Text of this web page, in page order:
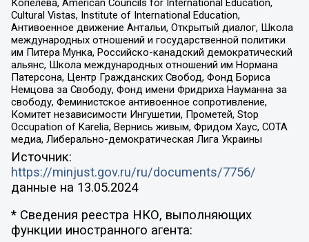
Копелева, American Councils for International Education,
Cultural Vistas, Institute of International Education,
Антивоенное движение Антальи, Открытый диалог, Школа
международных отношений и государственной политики
им Питера Мунка, Российско-канадский демократический
альянс, Школа международных отношений им Нормана
Патерсона, Центр Гражданских Свобод, Фонд Бориса
Немцова за Свободу, Фонд имени Фридриха Науманна за
свободу, Феминистское антивоенное сопротивление,
Комитет независимости Ингушетии, Прометей, Stop
Occupation of Karelia, Вернись живым, Фридом Хаус, СОТА
медиа, Либерально-демократическая Лига Украины
Источник:
https://minjust.gov.ru/ru/documents/7756/
данные на 13.05.2024
* Сведения реестра НКО, выполняющих
функции иностранного агента: